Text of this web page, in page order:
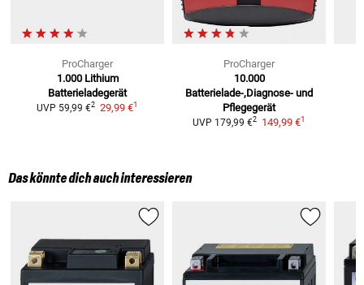
ProCharger
1.000 Lithium
Batterieladegerät
UVP 59,99 €2 29,99 €1
ProCharger
10.000
Batterielade-,Diagnose- und
Pflegegerät
UVP 179,99 €2 149,99 €1
Das könnte dich auch interessieren